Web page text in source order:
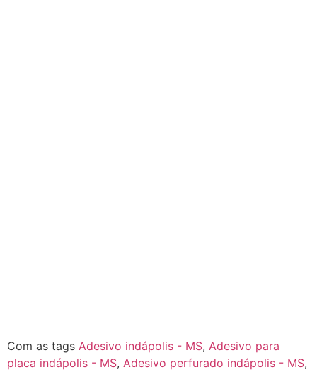
Com as tags Adesivo indápolis - MS, Adesivo para
placa indápolis - MS, Adesivo perfurado indápolis - MS,